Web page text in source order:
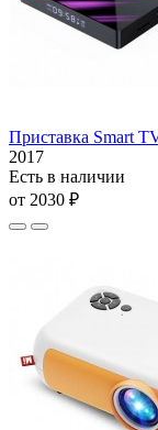
Приставка Smart
2017
Есть в наличии
от 2030 ₽